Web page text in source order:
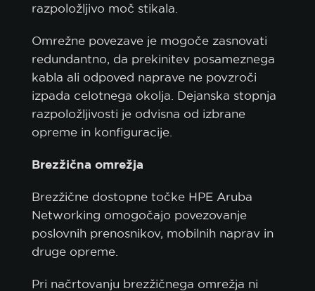
razpoložljivo moč stikala.
Omrežne povezave je mogoče zasnovati
redundantno, da prekinitev posameznega
kabla ali odpoved naprave ne povzroči
izpada celotnega okolja. Dejanska stopnja
razpoložljivosti je odvisna od izbrane
opreme in konfiguracije.
Brezžična omrežja
Brezžične dostopne točke HPE Aruba
Networking omogočajo povezovanje
poslovnih prenosnikov, mobilnih naprav in
druge opreme.
Pri načrtovanju brezžičnega omrežja ni